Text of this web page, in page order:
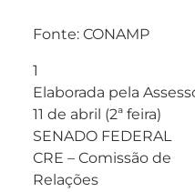
Fonte: CONAMP
1
Elaborada pela
11 de abril (2ª feira)
SENADO FEDERAL
CRE – Comissão de
Relações